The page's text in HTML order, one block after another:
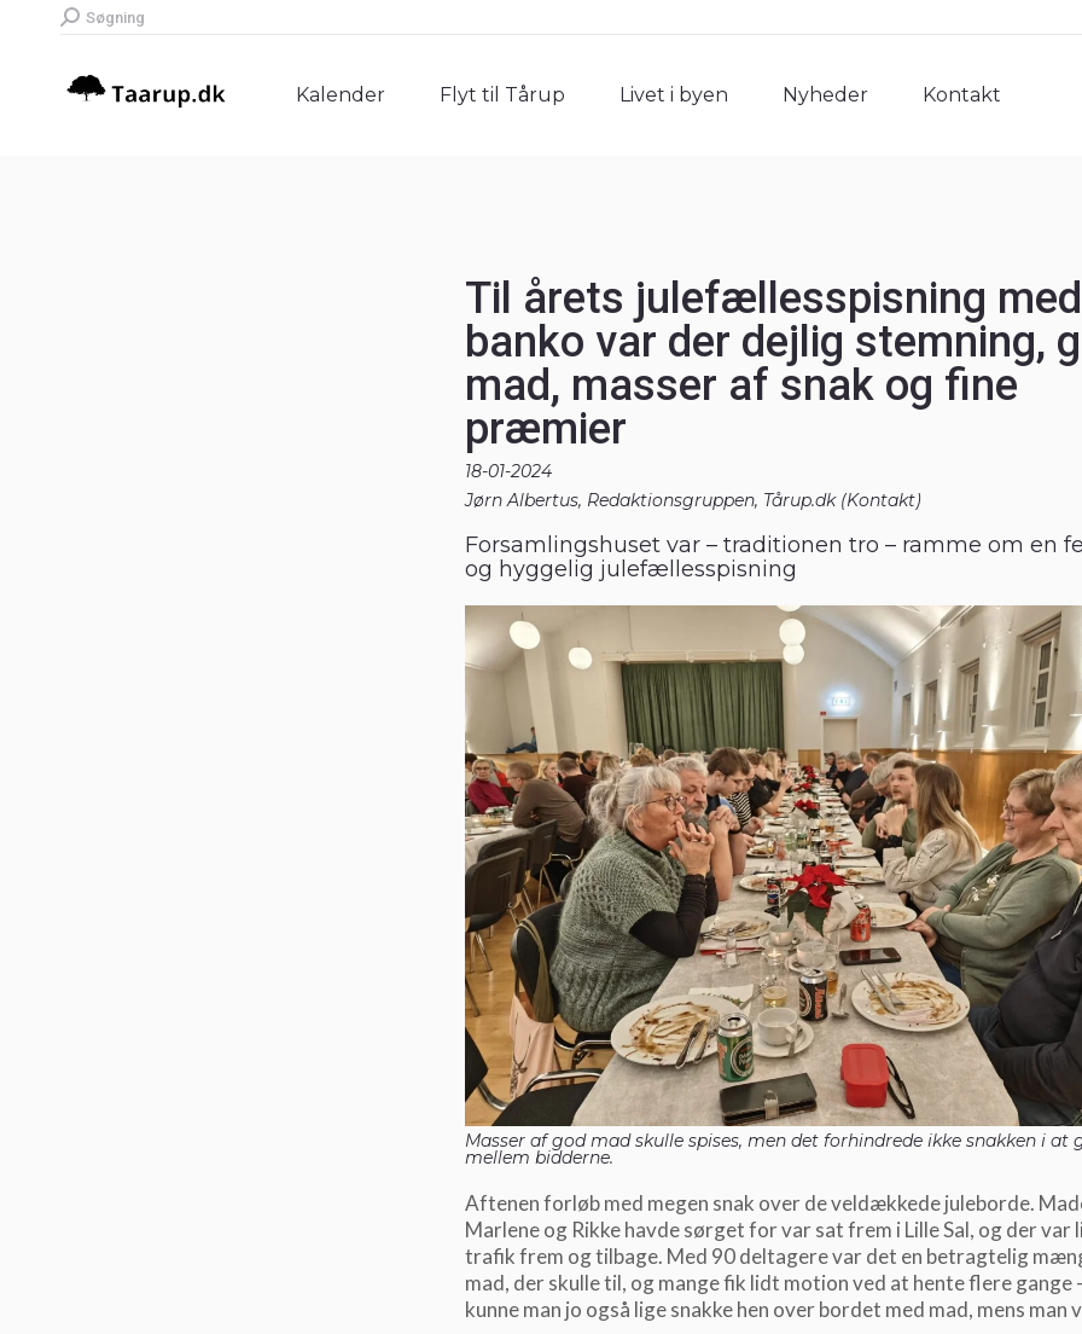
Search:
Søgning
Kalender Flyt til Tårup Livet i byen Nyheder Kontakt
Til årets julefællesspisning med
banko var der dejlig stemning,
mad, masser af snak og fine
præmier
18-01-2024
Jørn Albertus, Redaktionsgruppen, Tårup.dk (Kontakt)
Forsamlingshuset var – traditionen tro – ramme om en
og hyggelig julefællesspisning
Masser af god mad skulle spises, men det forhindrede ikke snakken i at
mellem bidderne.
Aftenen forløb med megen snak over de veldækkede juleborde.
Marlene og Rikke havde sørget for var sat frem i Lille Sal, og der var
trafik frem og tilbage. Med 90 deltagere var det en betragtelig
mad, der skulle til, og mange fik lidt motion ved at hente flere gange
kunne man jo også lige snakke hen over bordet med mad, mens man
Kalender Flyt til Tårup Livet i byen Nyheder Kontakt